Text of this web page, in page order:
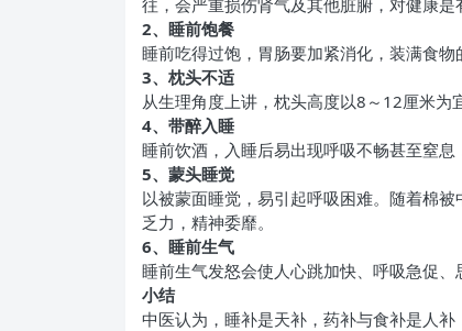
往，会严重损伤肾气及其他脏腑，对健康是
2、睡前饱餐
睡前吃得过饱，胃肠要加紧消化，装满食物
3、枕头不适
从生理角度上讲，枕头高度以8～12厘米为
4、带醉入睡
睡前饮酒，入睡后易出现呼吸不畅甚至窒息
5、蒙头睡觉
以被蒙面睡觉，易引起呼吸困难。随着棉
乏力，精神委靡。
6、睡前生气
睡前生气发怒会使人心跳加快、呼吸急促、
小结
中医认为，睡补是天补，药补与食补是人